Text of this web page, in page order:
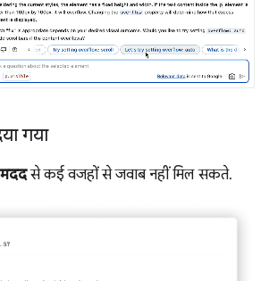
गया
से कई वजहों से जवाब नहीं मिल सकते.